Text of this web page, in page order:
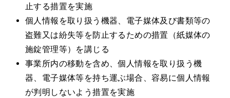
止する措置を実施
個人情報を取り扱う機器、電子媒体及び書類等の
盗難又は紛失等を防止するための措置（紙媒体の
施錠管理等）を講じる
事業所内の移動を含め、個人情報を取り扱う機
器、電子媒体等を持ち運ぶ場合、容易に個人情報
が判明しないよう措置を実施